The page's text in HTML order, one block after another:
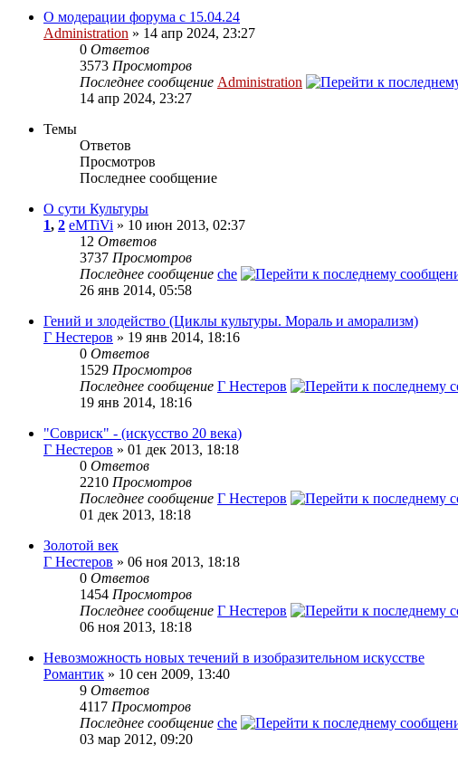
О модерации форума с 15.04.24
Administration » 14 апр 2024, 23:27
0 Ответов
3573 Просмотров
Последнее сообщение Administration
14 апр 2024, 23:27
Темы
Ответов
Просмотров
Последнее сообщение
О сути Культуры
1, 2 eMTiVi » 10 июн 2013, 02:37
12 Ответов
3737 Просмотров
Последнее сообщение che
26 янв 2014, 05:58
Гений и злодейство (Циклы культуры. Мораль и аморализм)
Г Нестеров » 19 янв 2014, 18:16
0 Ответов
1529 Просмотров
Последнее сообщение Г Нестеров
19 янв 2014, 18:16
"Совриск" - (искусство 20 века)
Г Нестеров » 01 дек 2013, 18:18
0 Ответов
2210 Просмотров
Последнее сообщение Г Нестеров
01 дек 2013, 18:18
Золотой век
Г Нестеров » 06 ноя 2013, 18:18
0 Ответов
1454 Просмотров
Последнее сообщение Г Нестеров
06 ноя 2013, 18:18
Невозможность новых течений в изобразительном искусстве
Романтик » 10 сен 2009, 13:40
9 Ответов
4117 Просмотров
Последнее сообщение che
03 мар 2012, 09:20